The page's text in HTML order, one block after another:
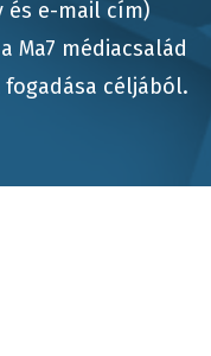
és e-mail cím)
Ma7 médiacsalád
céljából.